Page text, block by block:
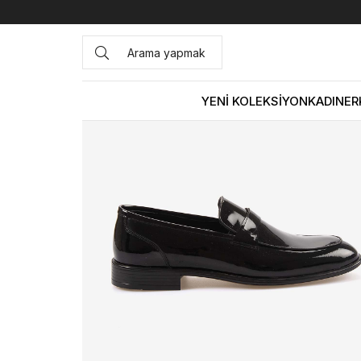
YENİ KOLEKSİYONKADIN
Anasayfa ERKEK AYAKKABI Klasik Kemal Tanca